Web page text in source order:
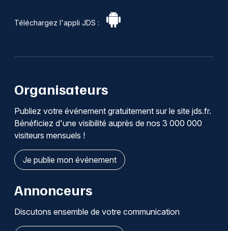
Téléchargez l'appli JDS :
Organisateurs
Publiez votre événement gratuitement sur le site jds.fr.
Bénéficiez d'une visibilité auprès de nos 3 000 000
visiteurs mensuels !
Je publie mon événement
Annonceurs
Discutons ensemble de votre communication